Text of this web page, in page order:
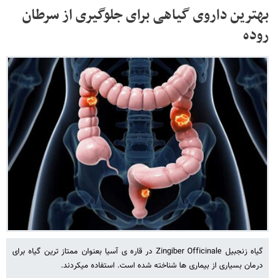
بهترین داروی گیاهی برای جلوگیری از سرطان
روده
گیاه زنجبیل Zingiber Officinale در قاره ی آسیا بعنوان ممتاز ترین گیاه برای
درمان بسیاری از بیماری ها شناخته شده است. استفاده میکردند.